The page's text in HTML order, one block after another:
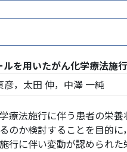
を用いたがん化学療法施
，太田 伸，中澤 一純
療法施行に伴う患者の栄
のか検討することを目的
行に伴い変動が認められ